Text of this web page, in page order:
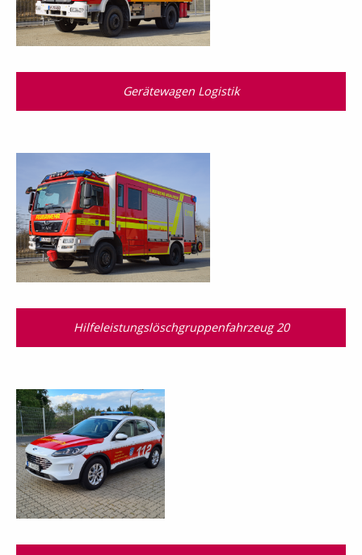
Gerätewagen Logistik
Hilfeleistungslösch­gruppen­fahrzeug 20